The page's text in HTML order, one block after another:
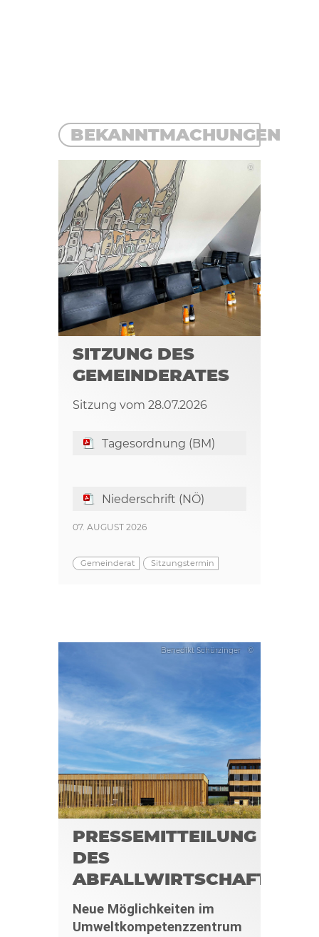
BEKANNTMACHUNGEN
©
SITZUNG DES
GEMEINDERATES
Sitzung vom 28.07.2026
Tagesordnung (BM)
Niederschrift (NÖ)
07. AUGUST 2026
Gemeinderat Sitzungstermin
©
Benedikt Schürzinger
PRESSEMITTEILUNG
DES
Neue Möglichkeiten im
Umweltkompetenzzentrum